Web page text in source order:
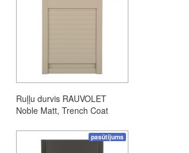
Ruļļu durvis RAUVOLET
Noble Matt, Trench Coat
pasūtījums